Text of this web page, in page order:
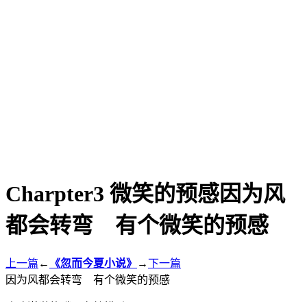
Charpter3 微笑的预感因为风
都会转弯 有个微笑的预感
上一篇 ← 《忽而今夏小说》 →下一篇
因为风都会转弯 有个微笑的预感